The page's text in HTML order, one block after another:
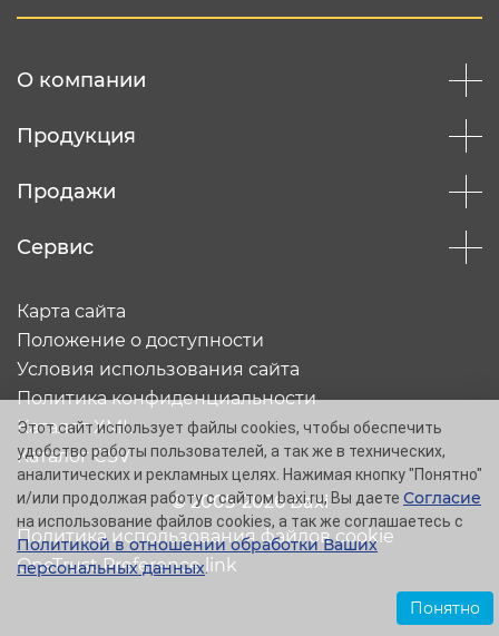
О компании
Продукция
Продажи
Сервис
© 2005-2026 Baxi
Карта сайта
Положение о доступности
Условия использования сайта
Политика конфиденциальности
Каталог XML
Каталог CSV
Политика использования файлов cookie
OneTrust Preference link
Этот сайт использует файлы cookies, чтобы обеспечить
удобство работы пользователей, а так же в технических,
аналитических и рекламных целях. Нажимая кнопку "Понятно"
и/или продолжая работу с сайтом baxi.ru, Вы даете Согласие
на использование файлов cookies, а так же соглашаетесь с
Политикой в отношении обработки Ваших
персональных данных.
Понятно